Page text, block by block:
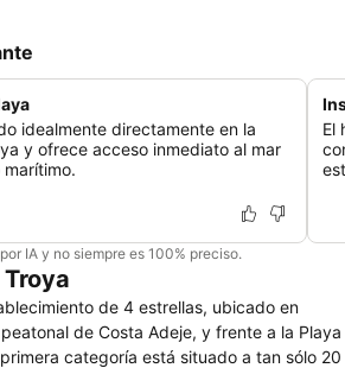
idealmente directamente en la
y ofrece acceso inmediato al mar
El
IA y no siempre es 100% preciso.
de 4 estrellas, ubicado en
de Costa Adeje, y frente a la Playa
categoría está situado a tan sólo 20